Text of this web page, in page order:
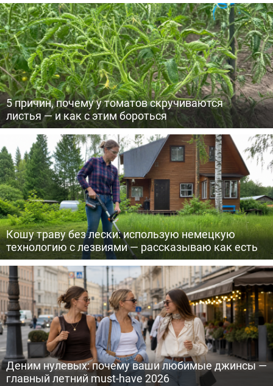
5 причин, почему у томатов скручиваются
листья — и как с этим бороться
Кошу траву без лески: использую немецкую
технологию с лезвиями — рассказываю как есть
Деним нулевых: почему ваши любимые джинсы —
главный летний must-have 2026